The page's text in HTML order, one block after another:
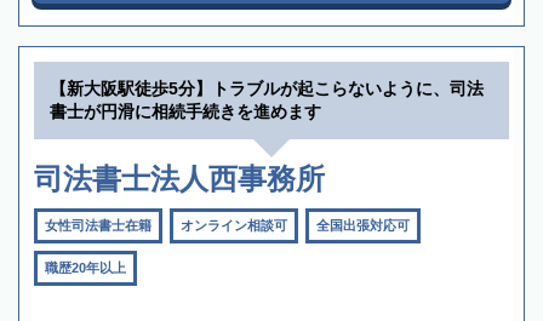
【新大阪駅徒歩5分】トラブルが起こらないように、司法
書士が円滑に相続手続きを進めます
司法書士法人西事務所
女性司法書士在籍 オンライン相談可 全国出張対応可
職歴20年以上